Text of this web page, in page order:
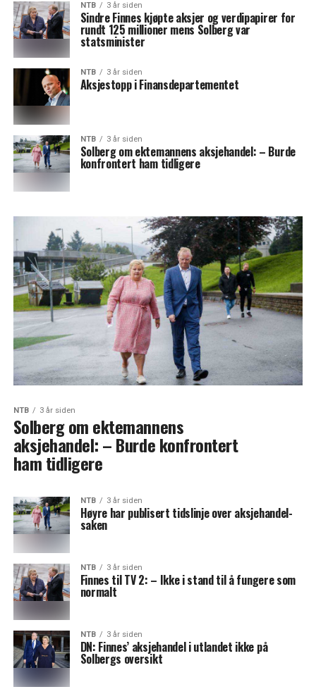
NTB 3 år siden
Sindre Finnes kjøpte aksjer og verdipapirer for
rundt 125 millioner mens Solberg var
statsminister
NTB 3 år siden
Aksjestopp i Finansdepartementet
NTB 3 år siden
Solberg om ektemannens aksjehandel: – Burde
konfrontert ham tidligere
NTB 3 år siden
Solberg om ektemannens
aksjehandel: – Burde konfrontert
ham tidligere
NTB 3 år siden
Høyre har publisert tidslinje over aksjehandel-
saken
NTB 3 år siden
Finnes til TV 2: – Ikke i stand til å fungere som
normalt
NTB 3 år siden
DN: Finnes’ aksjehandel i utlandet ikke på
Solbergs oversikt